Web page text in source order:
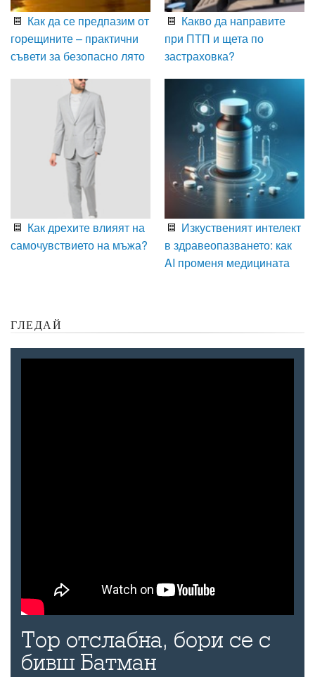
Как да се предпазим от
горещините – практични
съвети за безопасно лято
Какво да направите
при ПТП и щета по
застраховка?
Как дрехите влияят на
самочувствието на мъжа?
Изкуственият интелект
в здравеопазването: как
AI променя медицината
ГЛЕДАЙ
Тор отслабна, бори се с
бивш Батман